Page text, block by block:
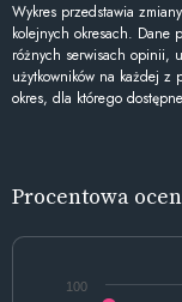
Wykres przedstawia
kolejnych okresach. Dane
różnych serwisach opinii,
użytkowników na każdej z
okres, dla którego
Procentowa
100